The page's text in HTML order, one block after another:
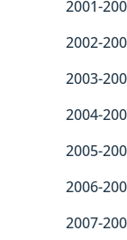
2001-
2002-
2003-
2004-
2005-
2006-
2007-